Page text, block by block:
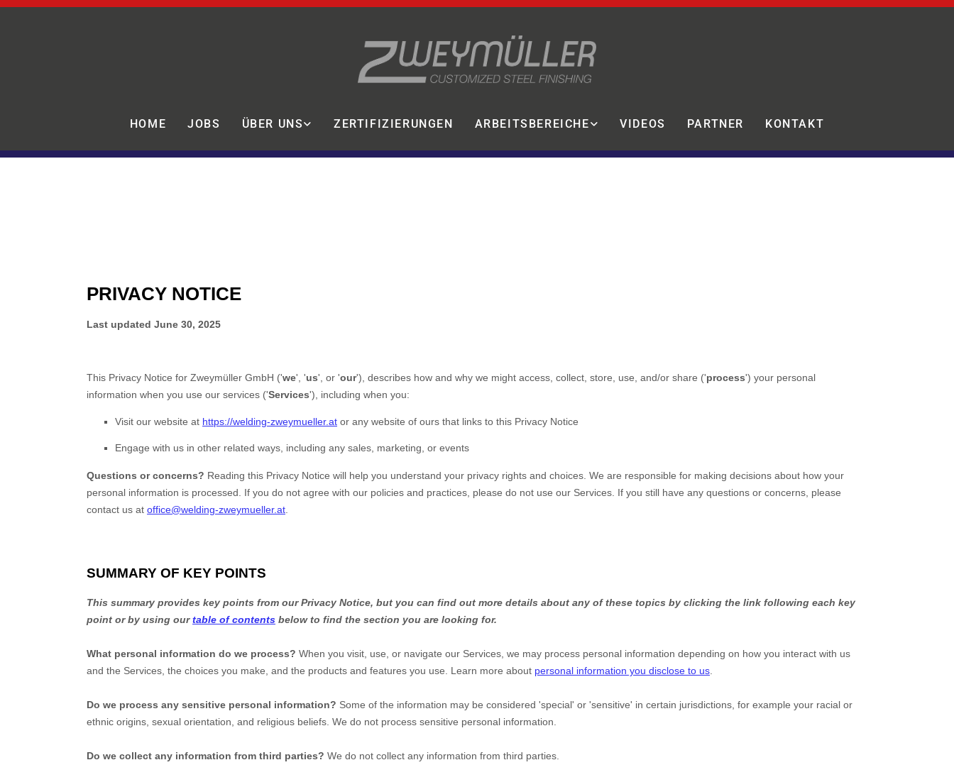
HOME JOBS ÜBER UNS ZERTIFIZIERUNGEN ARBEITSBEREICHE VIDEOS PARTNER KONTAKT